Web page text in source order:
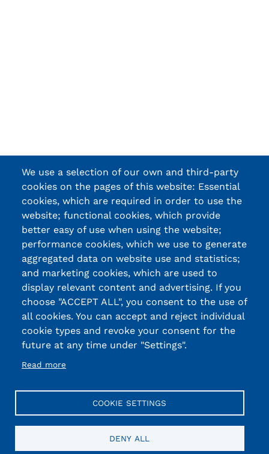
We use a selection of our own and third-party
cookies on the pages of this website: Essential
cookies, which are required in order to use the
website; functional cookies, which provide
better easy of use when using the website;
performance cookies, which we use to generate
aggregated data on website use and statistics;
and marketing cookies, which are used to
display relevant content and advertising. If you
choose "ACCEPT ALL", you consent to the use of
all cookies. You can accept and reject individual
cookie types and revoke your consent for the
future at any time under "Settings".
Read more
COOKIE SETTINGS
DENY ALL